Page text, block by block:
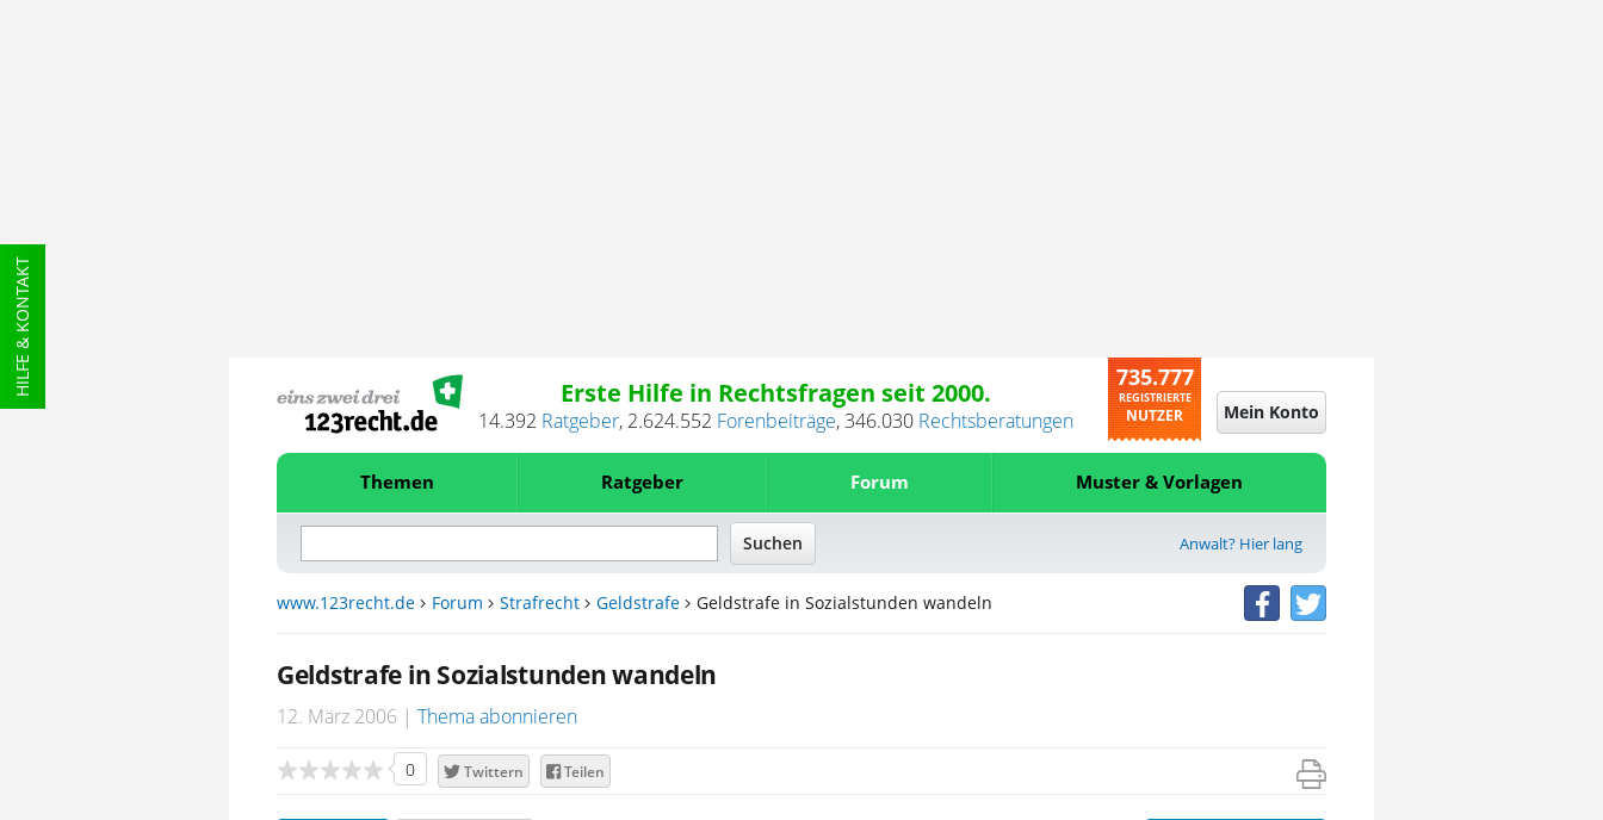
HILFE & KONTAKT Erste Hilfe in Rechtsfragen seit 2000.
14.392 Ratgeber, 2.624.552 Forenbeiträge,346.030 Rechtsberatungen
735.777
REGISTRIERTE
NUTZER Mein Konto
Themen Ratgeber Forum Muster & Vorlagen
Anwalt? Hier lang
www.123recht.de Forum Strafrecht Geldstrafe Geldstrafe in Sozialstunden wandeln
Geldstrafe in Sozialstunden wandeln
12. März 2006 Thema abonnieren
0 Twittern Teilen